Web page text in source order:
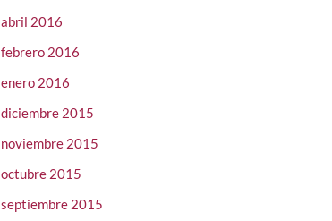
abril 2016
febrero 2016
enero 2016
diciembre 2015
noviembre 2015
octubre 2015
septiembre 2015